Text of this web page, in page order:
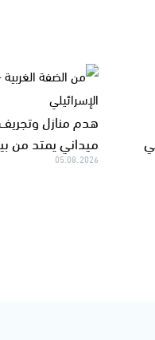
هدم منازل
ميداني يمتد من
05.08.2026